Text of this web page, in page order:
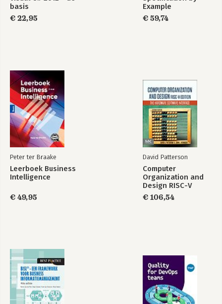
basis
€ 22,95
Example
€ 59,74
Peter ter Braake
Leerboek Business
Intelligence
€ 49,95
David Patterson
Computer
Organization and
Design RISC-V
Edition
€ 106,54